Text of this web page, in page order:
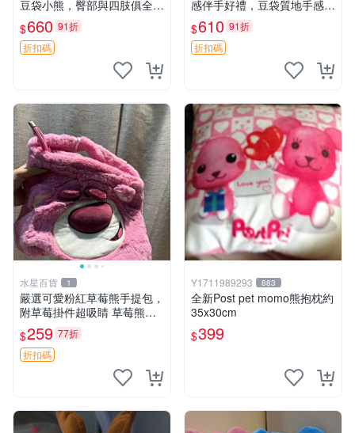
豆袋小熊，臀部與四肢俱全，
坐高11公分，附原盒與吊牌
收藏。藍鼻子小熊，值得擁有
玩具 憶熊
$660 91折
折扣碼
感伴手好禮，豆袋質地手感
佳，抱枕小熊 recom 推薦 白
色豆袋 玩具
$610 91折
折扣碼
水星百貨 1
嚴選可愛粉紅草莓熊手提包，
附草莓掛件超吸睛 草莓熊手
提包 草莓掛件 可愛portunes
e
$259 77折
折扣碼
Y1711989293 883
全新Post pet momo熊抱枕約
35x30cm
$399